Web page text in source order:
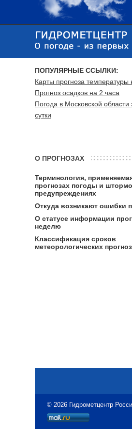
ПОПУЛЯРНЫЕ ССЫЛКИ:
Карты прогноза температуры
Прогноз осадков на 2 часа
Погода в Московской области
сутки
О ПРОГНОЗАХ
Терминология,
прогнозах погоды и
предупреждениях
Откуда возникают ошибки
О статусе информации
неделю
Классификация сроков
метеорологических
© 2026 Гидрометцентр